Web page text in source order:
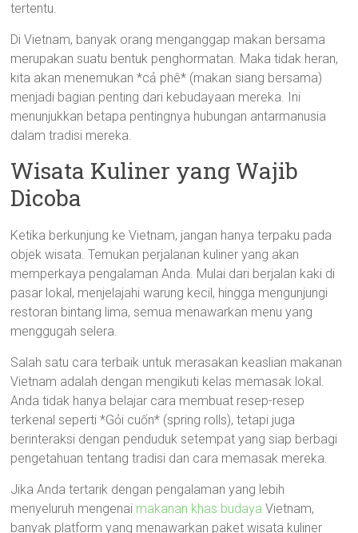
tertentu.
Di Vietnam, banyak orang menganggap makan bersama
merupakan suatu bentuk penghormatan. Maka tidak heran,
kita akan menemukan *cả phê* (makan siang bersama)
menjadi bagian penting dari kebudayaan mereka. Ini
menunjukkan betapa pentingnya hubungan antarmanusia
dalam tradisi mereka.
Wisata Kuliner yang Wajib
Dicoba
Ketika berkunjung ke Vietnam, jangan hanya terpaku pada
objek wisata. Temukan perjalanan kuliner yang akan
memperkaya pengalaman Anda. Mulai dari berjalan kaki di
pasar lokal, menjelajahi warung kecil, hingga mengunjungi
restoran bintang lima, semua menawarkan menu yang
menggugah selera.
Salah satu cara terbaik untuk merasakan keaslian makanan
Vietnam adalah dengan mengikuti kelas memasak lokal.
Anda tidak hanya belajar cara membuat resep-resep
terkenal seperti *Gỏi cuốn* (spring rolls), tetapi juga
berinteraksi dengan penduduk setempat yang siap berbagi
pengetahuan tentang tradisi dan cara memasak mereka.
Jika Anda tertarik dengan pengalaman yang lebih
menyeluruh mengenai makanan khas budaya Vietnam,
banyak platform yang menawarkan paket wisata kuliner